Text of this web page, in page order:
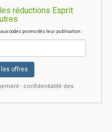
réductions Esprit
codes promo dès leur publication.
offres
- confidentialité des